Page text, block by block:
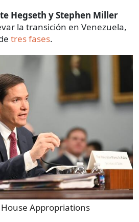
Hegseth y Stephen Miller
la transición en Venezuela,
tres fases.
House Appropriations